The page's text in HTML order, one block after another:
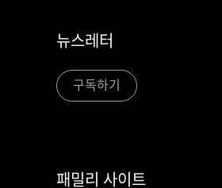
뉴스레터
구독하기
패밀리 사이트